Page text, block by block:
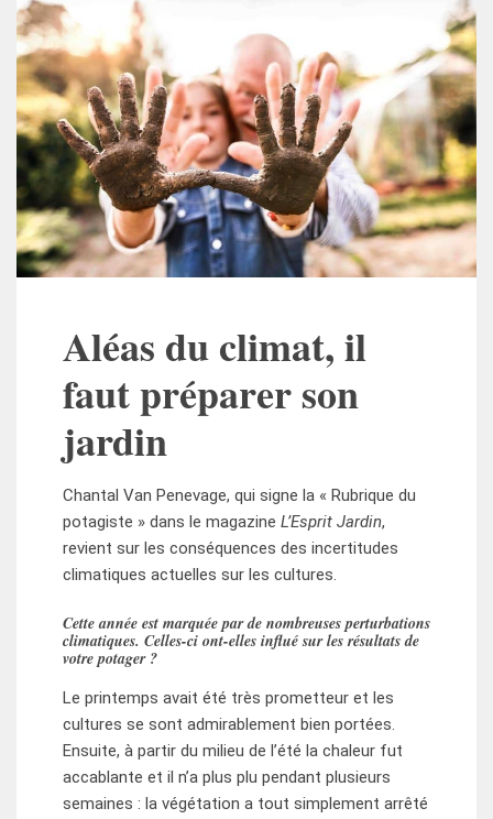
Aléas du climat, il
faut préparer son
jardin
Chantal Van Penevage, qui signe la « Rubrique du
potagiste » dans le magazine L’Esprit Jardin,
revient sur les conséquences des incertitudes
climatiques actuelles sur les cultures.
Cette année est marquée par de nombreuses perturbations
climatiques. Celles-ci ont-elles influé sur les résultats de
votre potager ?
Le printemps avait été très prometteur et les
cultures se sont admirablement bien portées.
Ensuite, à partir du milieu de l’été la chaleur fut
accablante et il n’a plus plu pendant plusieurs
semaines : la végétation a tout simplement arrêté